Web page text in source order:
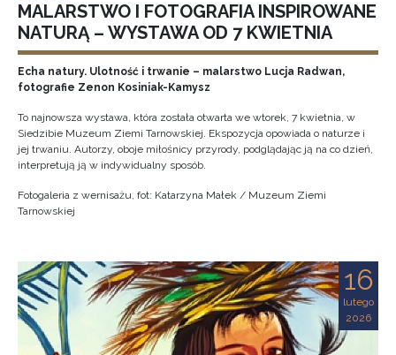
MALARSTWO I FOTOGRAFIA INSPIROWANE
NATURĄ – WYSTAWA OD 7 KWIETNIA
Echa natury. Ulotność i trwanie – malarstwo Lucja Radwan,
fotografie Zenon Kosiniak-Kamysz
To najnowsza wystawa, która została otwarta we wtorek, 7 kwietnia, w
Siedzibie Muzeum Ziemi Tarnowskiej. Ekspozycja opowiada o naturze i
jej trwaniu. Autorzy, oboje miłośnicy przyrody, podglądając ją na co dzień,
interpretują ją w indywidualny sposób.
Fotogaleria z wernisażu, fot: Katarzyna Małek / Muzeum Ziemi
Tarnowskiej
16
lutego
2026